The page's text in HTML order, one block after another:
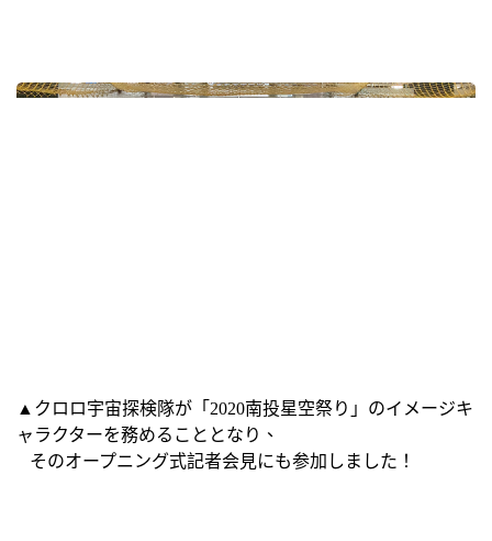
▲クロロ宇宙探検隊が「2020南投星空祭り」のイメージキ
ャラクターを務めることとなり、
そのオープニング式記者会見にも参加しました！